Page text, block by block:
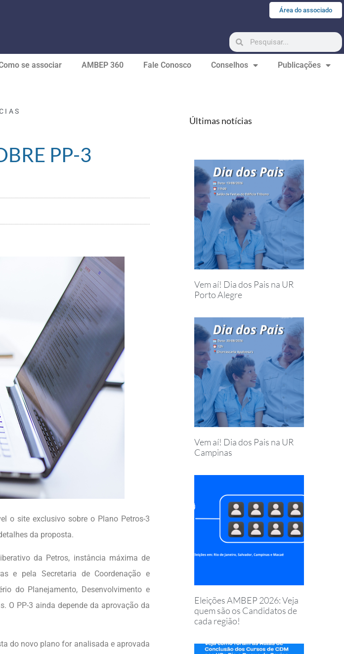
Área do associado
se associar AMBEP 360 Fale Conosco Conselhos Publicações
PP-3
o site exclusivo sobre o Plano Petros-3
da proposta.
da Petros, instância máxima de
e pela Secretaria de Coordenação e
do Planejamento, Desenvolvimento e
O PP-3 ainda depende da aprovação da
do novo plano for analisada e aprovada
Últimas notícias
Vem aí! Dia dos Pais na UR
Porto Alegre
Vem aí! Dia dos Pais na UR
Campinas
Eleições AMBEP 2026: Veja
quem são os Candidatos de
cada região!